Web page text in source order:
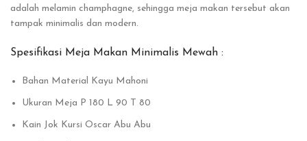
adalah melamin champhagne, sehingga meja makan tersebut akan
tampak minimalis dan modern.
Spesifikasi Meja Makan Minimalis Mewah :
Bahan Material Kayu Mahoni
Ukuran Meja P 180 L 90 T 80
Kain Jok Kursi Oscar Abu Abu